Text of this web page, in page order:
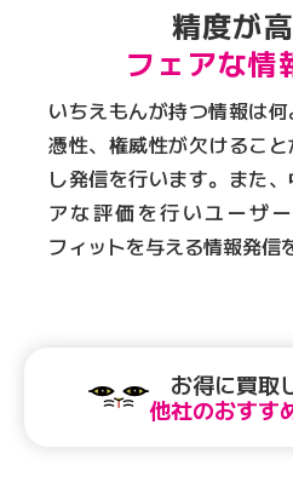
精度が
フェアな情
いちえもんが持つ情報は
憑性、権威性が欠けるこ
し発信を行います。また
アな評価を行いユーザ
フィットを与える情報発信
お得に買取
他社のおすす